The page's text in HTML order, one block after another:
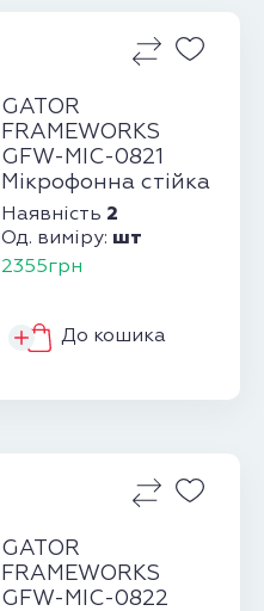
GATOR
FRAMEWORKS
GFW-MIC-0821
Мікрофонна стійка
для підзвучування
Наявність 2
Од. виміру: шт
2355грн
До кошика
GATOR
FRAMEWORKS
GFW-MIC-0822